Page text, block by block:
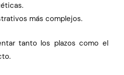
más complejos.
tanto los plazos como el